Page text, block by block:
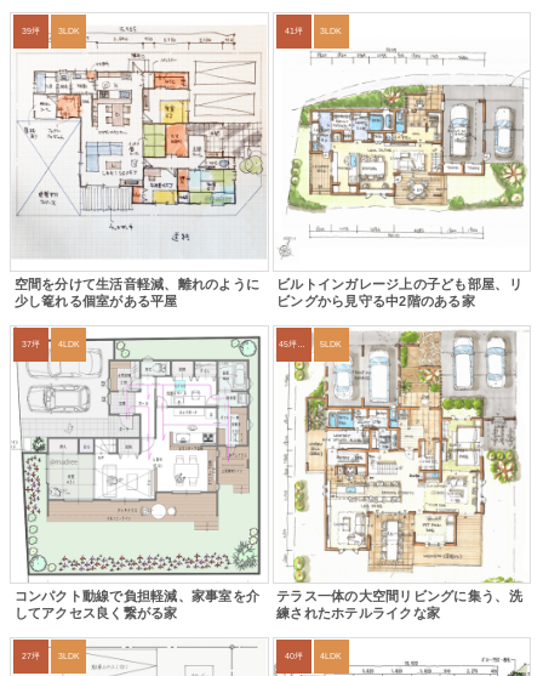
39坪 3LDK
空間を分けて生活音軽減、離れのように
少し篭れる個室がある平屋
41坪 3LDK
ビルトインガレージ上の子ども部屋、リ
ビングから見守る中2階のある家
37坪 4LDK
コンパクト動線で負担軽減、家事室を介
してアクセス良く繋がる家
45坪～49坪 5LDK
テラス一体の大空間リビングに集う、洗
練されたホテルライクな家
27坪 3LDK 40坪 4LDK